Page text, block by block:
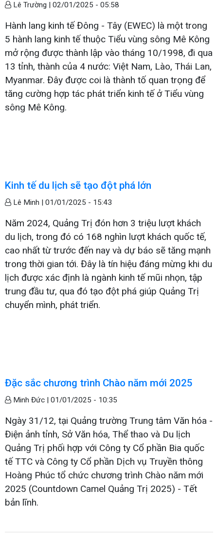
Lê Trường | 02/01/2025 - 05:58
Hành lang kinh tế Đông - Tây (EWEC) là một trong
5 hành lang kinh tế thuộc Tiểu vùng sông Mê Kông
mở rộng được thành lập vào tháng 10/1998, đi qua
13 tỉnh, thành của 4 nước: Việt Nam, Lào, Thái Lan,
Myanmar. Đây được coi là thành tố quan trọng để
tăng cường hợp tác phát triển kinh tế ở Tiểu vùng
sông Mê Kông.
Kinh tế du lịch sẽ tạo đột phá lớn
Lê Minh | 01/01/2025 - 15:43
Năm 2024, Quảng Trị đón hơn 3 triệu lượt khách
du lịch, trong đó có 168 nghìn lượt khách quốc tế,
cao nhất từ trước đến nay và dự báo sẽ tăng mạnh
trong thời gian tới. Đây là tín hiệu đáng mừng khi du
lịch được xác định là ngành kinh tế mũi nhọn, tập
trung đầu tư, qua đó tạo đột phá giúp Quảng Trị
chuyển mình, phát triển.
Đặc sắc chương trình Chào năm mới 2025
Minh Đức | 01/01/2025 - 10:35
Ngày 31/12, tại Quảng trường Trung tâm Văn hóa -
Điện ảnh tỉnh, Sở Văn hóa, Thể thao và Du lịch
Quảng Trị phối hợp với Công ty Cổ phần Bia quốc
tế TTC và Công ty Cổ phần Dịch vụ Truyền thông
Hoàng Phúc tổ chức chương trình Chào năm mới
2025 (Countdown Camel Quảng Trị 2025) - Tết
bản lĩnh.